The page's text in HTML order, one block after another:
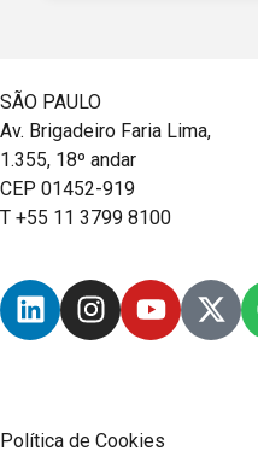
SÃO PAULO
Av. Brigadeiro Faria Lima,
1.355, 18º andar
CEP 01452-919
T +55 11 3799 8100
Política de Cookies